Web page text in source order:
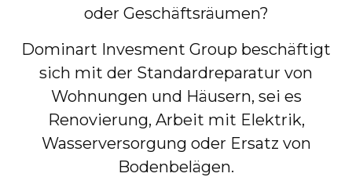
oder Geschäftsräumen?
Dominart Invesment Group beschäftigt
sich mit der Standardreparatur von
Wohnungen und Häusern, sei es
Renovierung, Arbeit mit Elektrik,
Wasserversorgung oder Ersatz von
Bodenbelägen.